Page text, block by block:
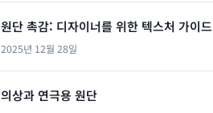
원단 촉감: 디자이너를 위한 텍스처 가이드
2025년 12월 28일
의상과 연극용 원단